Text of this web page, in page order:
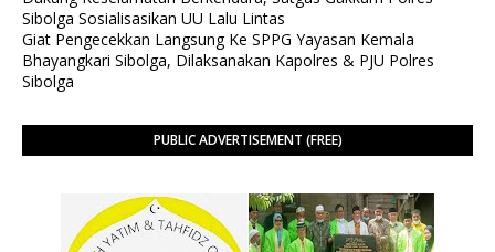
Sibolga Sosialisasikan UU Lalu Lintas
Giat Pengecekkan Langsung Ke SPPG Yayasan Kemala
Bhayangkari Sibolga, Dilaksanakan Kapolres & PJU Polres
Sibolga
PUBLIC ADVERTISEMENT (FREE)